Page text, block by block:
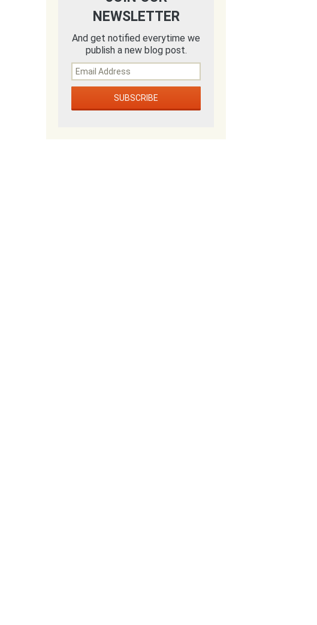
NEWSLETTER
And get notified everytime we
publish a new blog post.